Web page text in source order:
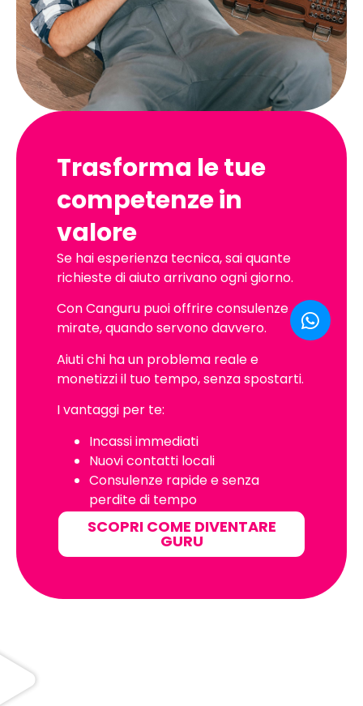
Trasforma le tue
competenze in
valore
Se hai esperienza tecnica, sai quante
richieste di aiuto arrivano ogni giorno.
Con Canguru puoi offrire consulenze
mirate, quando servono davvero.
Aiuti chi ha un problema reale e
monetizzi il tuo tempo, senza spostarti.
I vantaggi per te:
Incassi immediati
Nuovi contatti locali
Consulenze rapide e senza
perdite di tempo
SCOPRI COME DIVENTARE
GURU